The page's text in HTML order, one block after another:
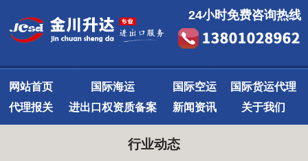
24小时免费咨询热线
网站首页 国际海运 国际空运
国际货运代理
代理报关
进出口权资质备案 新闻资讯 关于我们
行业动态